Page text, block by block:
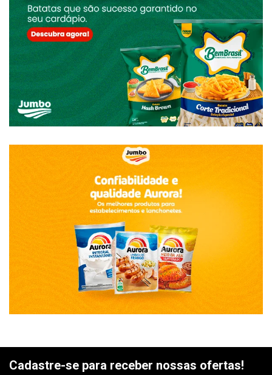
Cadastre-se para receber nossas ofertas!